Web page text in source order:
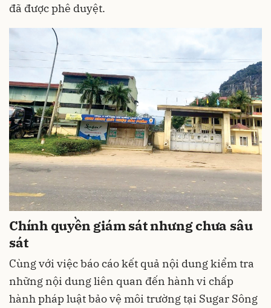
đã được phê duyệt.
Chính quyền giám sát nhưng chưa sâu
sát
Cùng với việc báo cáo kết quả nội dung kiểm tra
những nội dung liên quan đến hành vi chấp
hành pháp luật bảo vệ môi trường tại Sugar Sông